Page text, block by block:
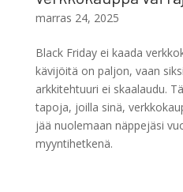
marras 24, 2025
Black Friday ei kaada
kävijöitä on paljon, vaan
arkkitehtuuri ei skaalaudu.
tapoja, joilla sinä,
jää nuolemaan näppejäsi
myyntihetkenä.